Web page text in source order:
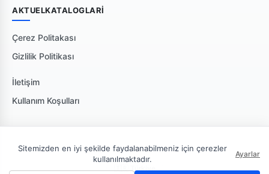
AKTUELKATALOGLARI
Çerez Politakası
Gizlilik Politikası
İletişim
Kullanım Koşulları
Sitemizden en iyi şekilde faydalanabilmeniz için çerezler
kullanılmaktadır.
Ayarlar